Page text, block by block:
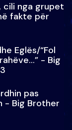
cili nga grupet
fakte për
Eglës/“Fol
- Big
pas
- Big Brother